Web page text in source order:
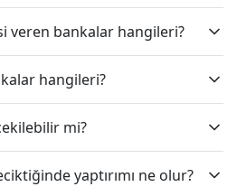
veren bankalar hangileri?
hangileri?
mi?
yaptırımı ne olur?